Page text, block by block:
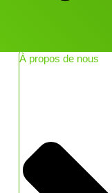
À propos de nous